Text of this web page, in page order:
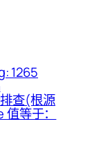
1265
查(根源
等于：